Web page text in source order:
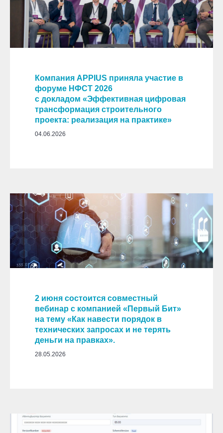
Компания APPIUS приняла участие в
форуме НФСТ 2026
с докладом «Эффективная цифровая
трансформация строительного
проекта: реализация на практике»
04.06.2026
2 июня состоится совместный
вебинар с компанией «Первый Бит»
на тему «Как навести порядок в
технических запросах и не терять
деньги на правках».
28.05.2026